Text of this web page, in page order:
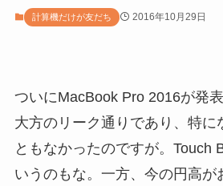
計算機だけが友だち 2016年10月29日
ついにMacBook Pro 2016が発
大方のリーク通りであり、特に
ともなかったのですが。Touch
いうのもな。一方、今の円高が